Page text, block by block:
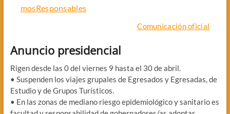
mosResponsables
Comunicación oficial
Anuncio presidencial
Rigen desde las 0 del viernes 9 hasta el 30 de abril.
• Suspenden los viajes grupales de Egresados y Egresadas, de
Estudio y de Grupos Turísticos.
• En las zonas de mediano riesgo epidemiológico y sanitario es